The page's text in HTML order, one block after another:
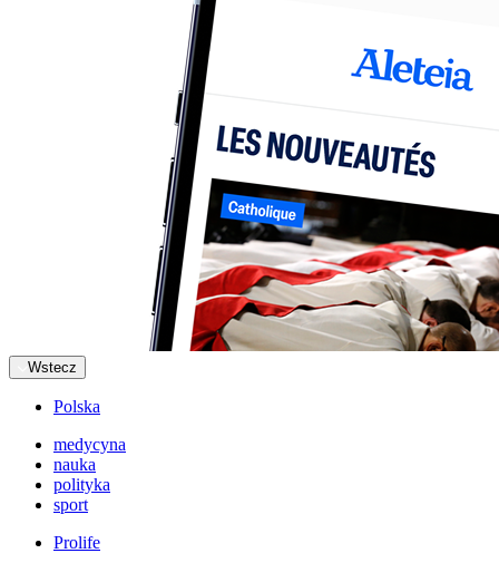
Wstecz
Polska
medycyna
nauka
polityka
sport
Prolife